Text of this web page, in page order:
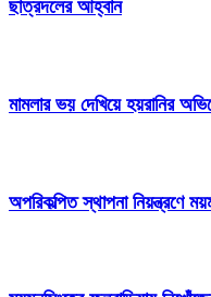
ছাত্রদলের আহ্বান
মামলার ভয় দেখিয়ে হয়রানির
অপরিকল্পিত স্থাপনা নিয়ন্ত্রণে